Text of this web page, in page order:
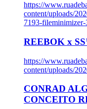
https://
content/uploads/
7193-
REEBOK x
https://
content/uploads/
CONRAD
CONCEITO